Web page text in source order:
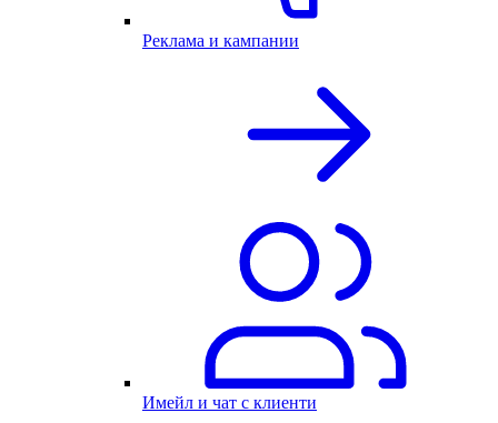
Реклама и кампании
Имейл и чат с клиенти